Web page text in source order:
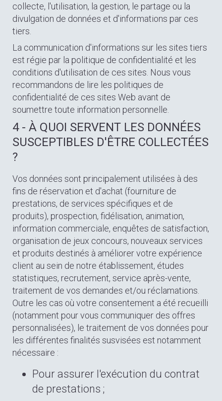
collecte, l'utilisation, la gestion, le partage ou la
divulgation de données et d'informations par ces
tiers.
La communication d'informations sur les sites tiers
est régie par la politique de confidentialité et les
conditions d'utilisation de ces sites. Nous vous
recommandons de lire les politiques de
confidentialité de ces sites Web avant de
soumettre toute information personnelle.
4 - À QUOI SERVENT LES DONNÉES
SUSCEPTIBLES D'ÊTRE COLLECTÉES
?
Vos données sont principalement utilisées à des
fins de réservation et d'achat (fourniture de
prestations, de services spécifiques et de
produits), prospection, fidélisation, animation,
information commerciale, enquêtes de satisfaction,
organisation de jeux concours, nouveaux services
et produits destinés à améliorer votre expérience
client au sein de notre établissement, études
statistiques, recrutement, service après-vente,
traitement de vos demandes et/ou réclamations.
Outre les cas où votre consentement a été recueilli
(notamment pour vous communiquer des offres
personnalisées), le traitement de vos données pour
les différentes finalités susvisées est notamment
nécessaire :
Pour assurer l'exécution du contrat
de prestations ;